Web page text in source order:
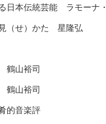
日本伝統芸能 ラモーナ
（せ）かた 星隆弘
鶴山裕司
鶴山裕司
的音楽評